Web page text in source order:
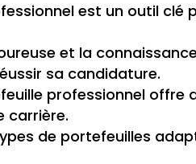
est un outil clé
et la
sa candidature.
professionnel
carrière.
de portefeuilles